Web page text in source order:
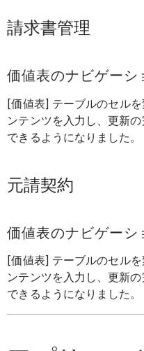
請求書管理
価値表のナビゲーシ
[価値表] テーブルのセル
ンテンツを入力し、更新
できるようになりました。
元請契約
価値表のナビゲーシ
[価値表] テーブルのセル
ンテンツを入力し、更新
できるようになりました。